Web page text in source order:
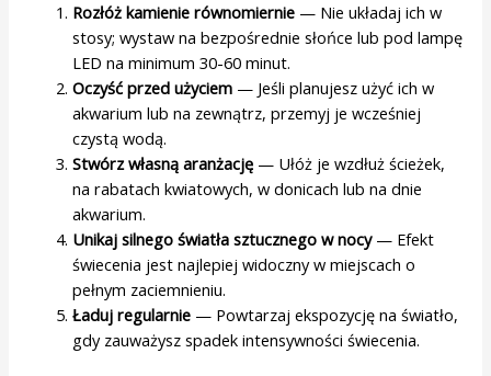
Rozłóż kamienie równomiernie — Nie układaj ich w
stosy; wystaw na bezpośrednie słońce lub pod lampę
LED na minimum 30-60 minut.
Oczyść przed użyciem — Jeśli planujesz użyć ich w
akwarium lub na zewnątrz, przemyj je wcześniej
czystą wodą.
Stwórz własną aranżację — Ułóż je wzdłuż ścieżek,
na rabatach kwiatowych, w donicach lub na dnie
akwarium.
Unikaj silnego światła sztucznego w nocy— Efekt
świecenia jest najlepiej widoczny w miejscach o
pełnym zaciemnieniu.
Ładuj regularnie — Powtarzaj ekspozycję na światło,
gdy zauważysz spadek intensywności świecenia.